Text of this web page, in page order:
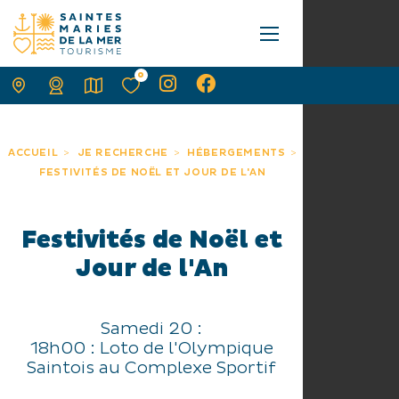
ACCUEIL JE RECHERCHE
HÉBERGEMENTS
FESTIVITÉS DE NOËL ET JOUR DE L'AN
Festivités de Noël et
Jour de l'An
Samedi 20 :
18h00 : Loto de l'Olympique
Saintois au Complexe Sportif
0